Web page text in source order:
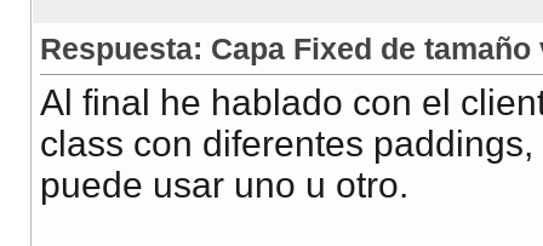
Respuesta: Capa Fixed de tamaño
Al final he hablado con el
class con diferentes
puede usar uno u otro.